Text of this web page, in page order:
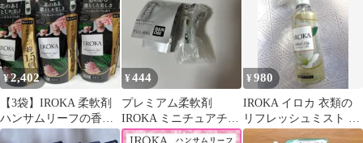
¥2,402
【3袋】IROKA 柔軟剤
ハンサムリーフの香り
650ml 特大サイズ
¥444
プレミアム柔軟剤
IROKA ミニチュアチャ
ーム ガチャ
¥980
IROKA イロカ 衣類の
リフレッシュミスト ネ
イキッドリリーの香り